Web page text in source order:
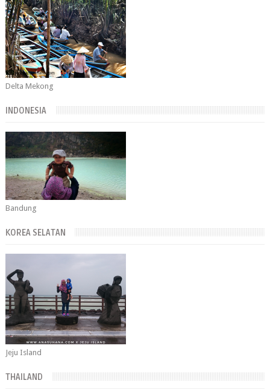
Delta Mekong
INDONESIA
Bandung
KOREA SELATAN
Jeju Island
THAILAND